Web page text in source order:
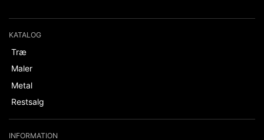
KATALOG
Træ
Maler
Metal
Restsalg
INFORMATION